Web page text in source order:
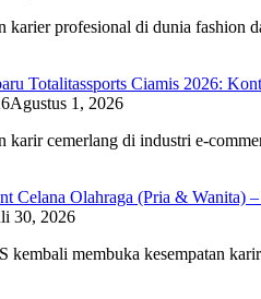
karier profesional di dunia fashion
Totalitassports Ciamis 2026:
Agustus 1, 2026
karir cemerlang di industri e-
Celana Olahraga (Pria & Wanita)
30, 2026
membuka kesempatan